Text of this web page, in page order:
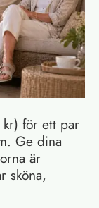
för ett par
Ge dina
är
sköna,